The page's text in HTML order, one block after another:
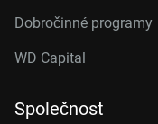
Dobročinné programy
WD Capital
Společnost